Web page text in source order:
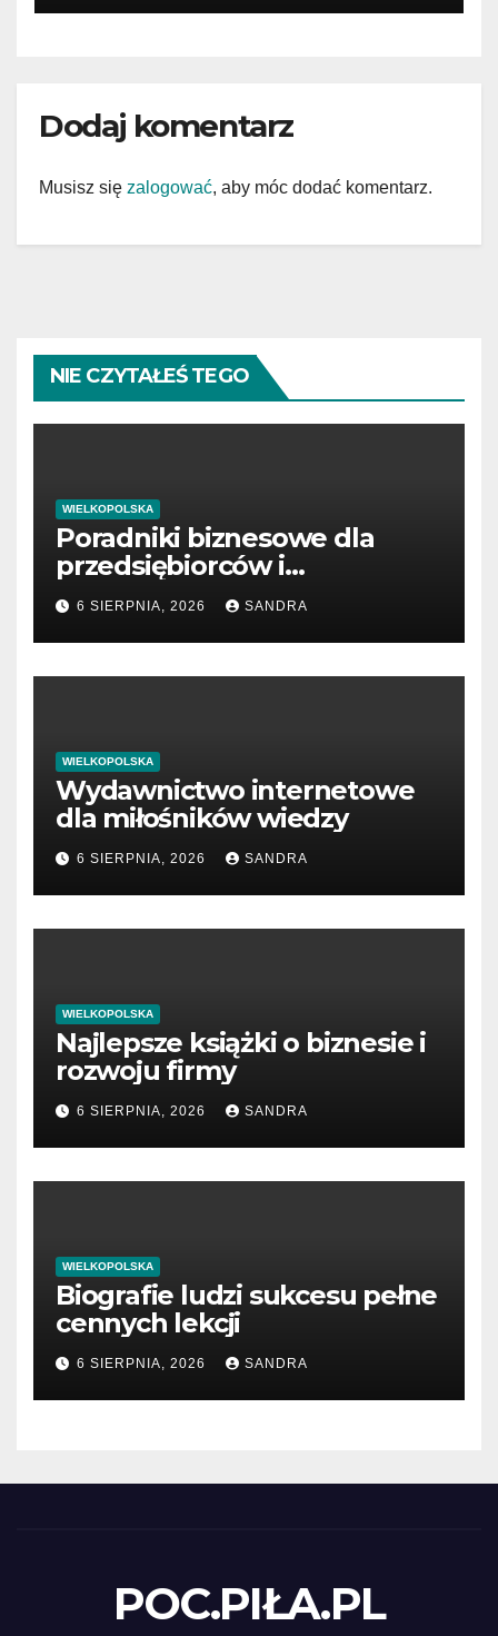
Dodaj komentarz
Musisz się zalogować, aby móc dodać komentarz.
NIE CZYTAŁEŚ TEGO
WIELKOPOLSKA
Poradniki biznesowe dla
przedsiębiorców i
menedżerów
6 SIERPNIA, 2026 SANDRA
WIELKOPOLSKA
Wydawnictwo internetowe
dla miłośników wiedzy
6 SIERPNIA, 2026 SANDRA
WIELKOPOLSKA
Najlepsze książki o biznesie i
rozwoju firmy
6 SIERPNIA, 2026 SANDRA
WIELKOPOLSKA
Biografie ludzi sukcesu pełne
cennych lekcji
6 SIERPNIA, 2026 SANDRA
POC.PIŁA.PL